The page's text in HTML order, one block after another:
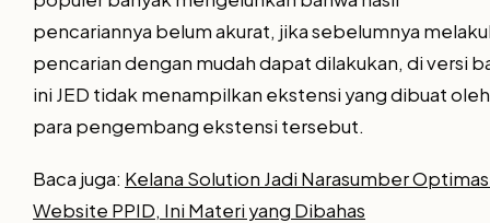
pencariannya belum akurat, jika sebelumnya
pencarian dengan mudah dapat dilakukan, di versi
ini JED tidak menampilkan ekstensi yang dibuat oleh
para pengembang ekstensi tersebut.
Baca juga: Kelana Solution Jadi Narasumber
Website PPID, Ini Materi yang Dibahas